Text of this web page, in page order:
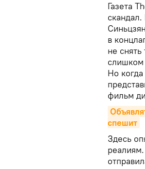
Газета
в
не
слишком
Но
фильм
спешит
Здесь